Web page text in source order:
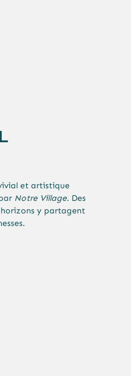
et artistique
Notre Village. Des
y partagent